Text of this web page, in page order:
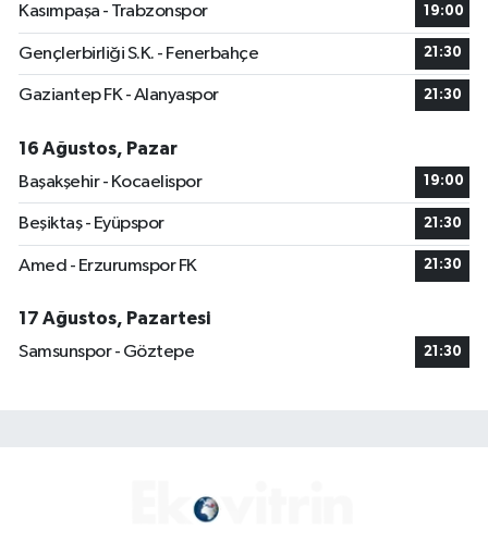
Kasımpaşa - Trabzonspor 19:00
Gençlerbirliği S.K. - Fenerbahçe 21:30
Gaziantep FK - Alanyaspor 21:30
16 Ağustos, Pazar
Başakşehir - Kocaelispor
19:00
Beşiktaş - Eyüpspor 21:30
Amed - Erzurumspor FK 21:30
17 Ağustos, Pazartesi
Samsunspor - Göztepe
21:30